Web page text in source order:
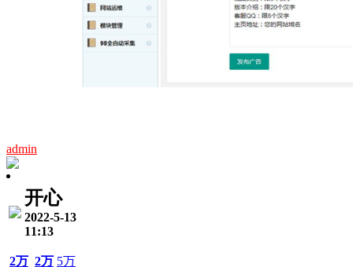
admin
开心
2022-5-13
11:13
2万 2万 5万